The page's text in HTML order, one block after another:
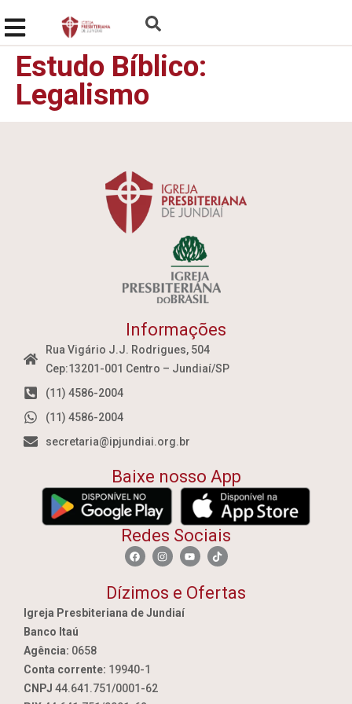
Estudo Bíblico:
Legalismo
Informações
Rua Vigário J.J. Rodrigues, 504
Cep:13201-001 Centro – Jundiaí/SP
(11) 4586-2004
(11) 4586-2004
secretaria@ipjundiai.org.br
Baixe nosso App
Redes Sociais
Dízimos e Ofertas
Igreja Presbiteriana de Jundiaí
Banco Itaú
Agência: 0658
Conta corrente: 19940-1
CNPJ 44.641.751/0001-62